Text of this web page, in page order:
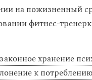
на пожизненный
фитнес-
хранение
к потреблению